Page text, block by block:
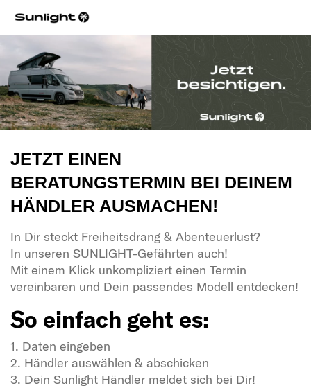
JETZT EINEN
BERATUNGSTERMIN BEI DEINEM
HÄNDLER AUSMACHEN!
In Dir steckt Freiheitsdrang & Abenteuerlust?
In unseren SUNLIGHT-Gefährten auch!
Mit einem Klick unkompliziert einen Termin
vereinbaren und Dein passendes Modell entdecken!
So einfach geht es:
1. Daten eingeben
2. Händler auswählen & abschicken
3. Dein Sunlight Händler meldet sich bei Dir!